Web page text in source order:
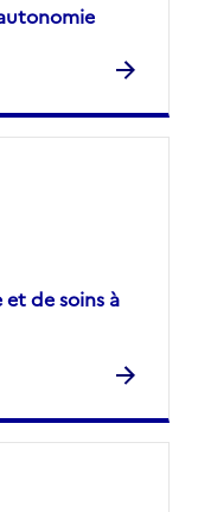
et de soins à